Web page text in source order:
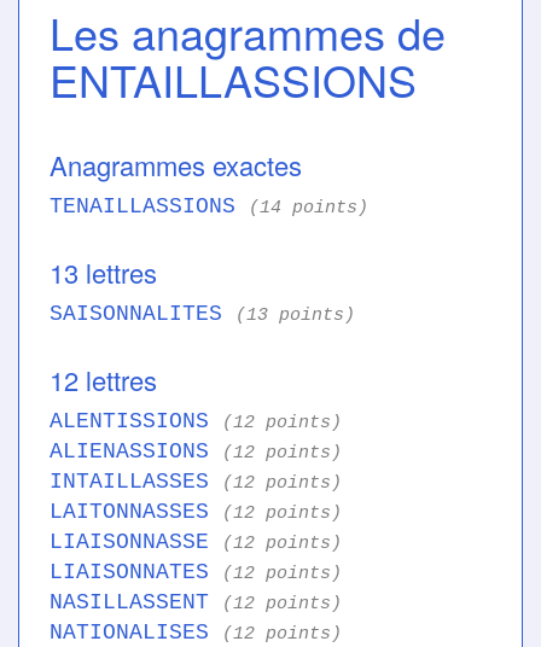
Les anagrammes de
ENTAILLASSIONS
Anagrammes exactes
TENAILLASSIONS (14 points)
13 lettres
SAISONNALITES (13 points)
12 lettres
ALENTISSIONS (12 points)
ALIENASSIONS (12 points)
INTAILLASSES (12 points)
LAITONNASSES (12 points)
LIAISONNASSE (12 points)
LIAISONNATES (12 points)
NASILLASSENT (12 points)
NATIONALISES (12 points)